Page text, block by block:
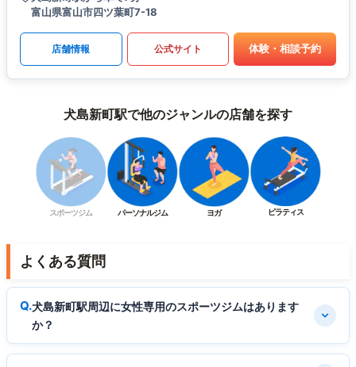
富山県富山市四ツ葉町7-18
店舗情報 公式サイト 体験・相談予約
犬島新町駅で他のジャンルの店舗を探す
スポーツジム パーソナルジム ヨガ ピラティス
よくある質問
犬島新町駅周辺に女性専用のスポーツジムはあります
か？